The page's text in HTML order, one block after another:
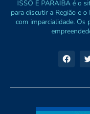
ISSO É PARAÍBA é o
para discutir a Região e
com imparcialidade. Os